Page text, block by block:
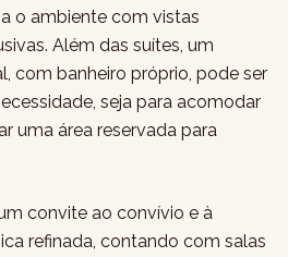
o ambiente com vistas
Além das suítes, um
com banheiro próprio, pode ser
seja para acomodar
uma área reservada para
convite ao convívio e à
refinada, contando com salas